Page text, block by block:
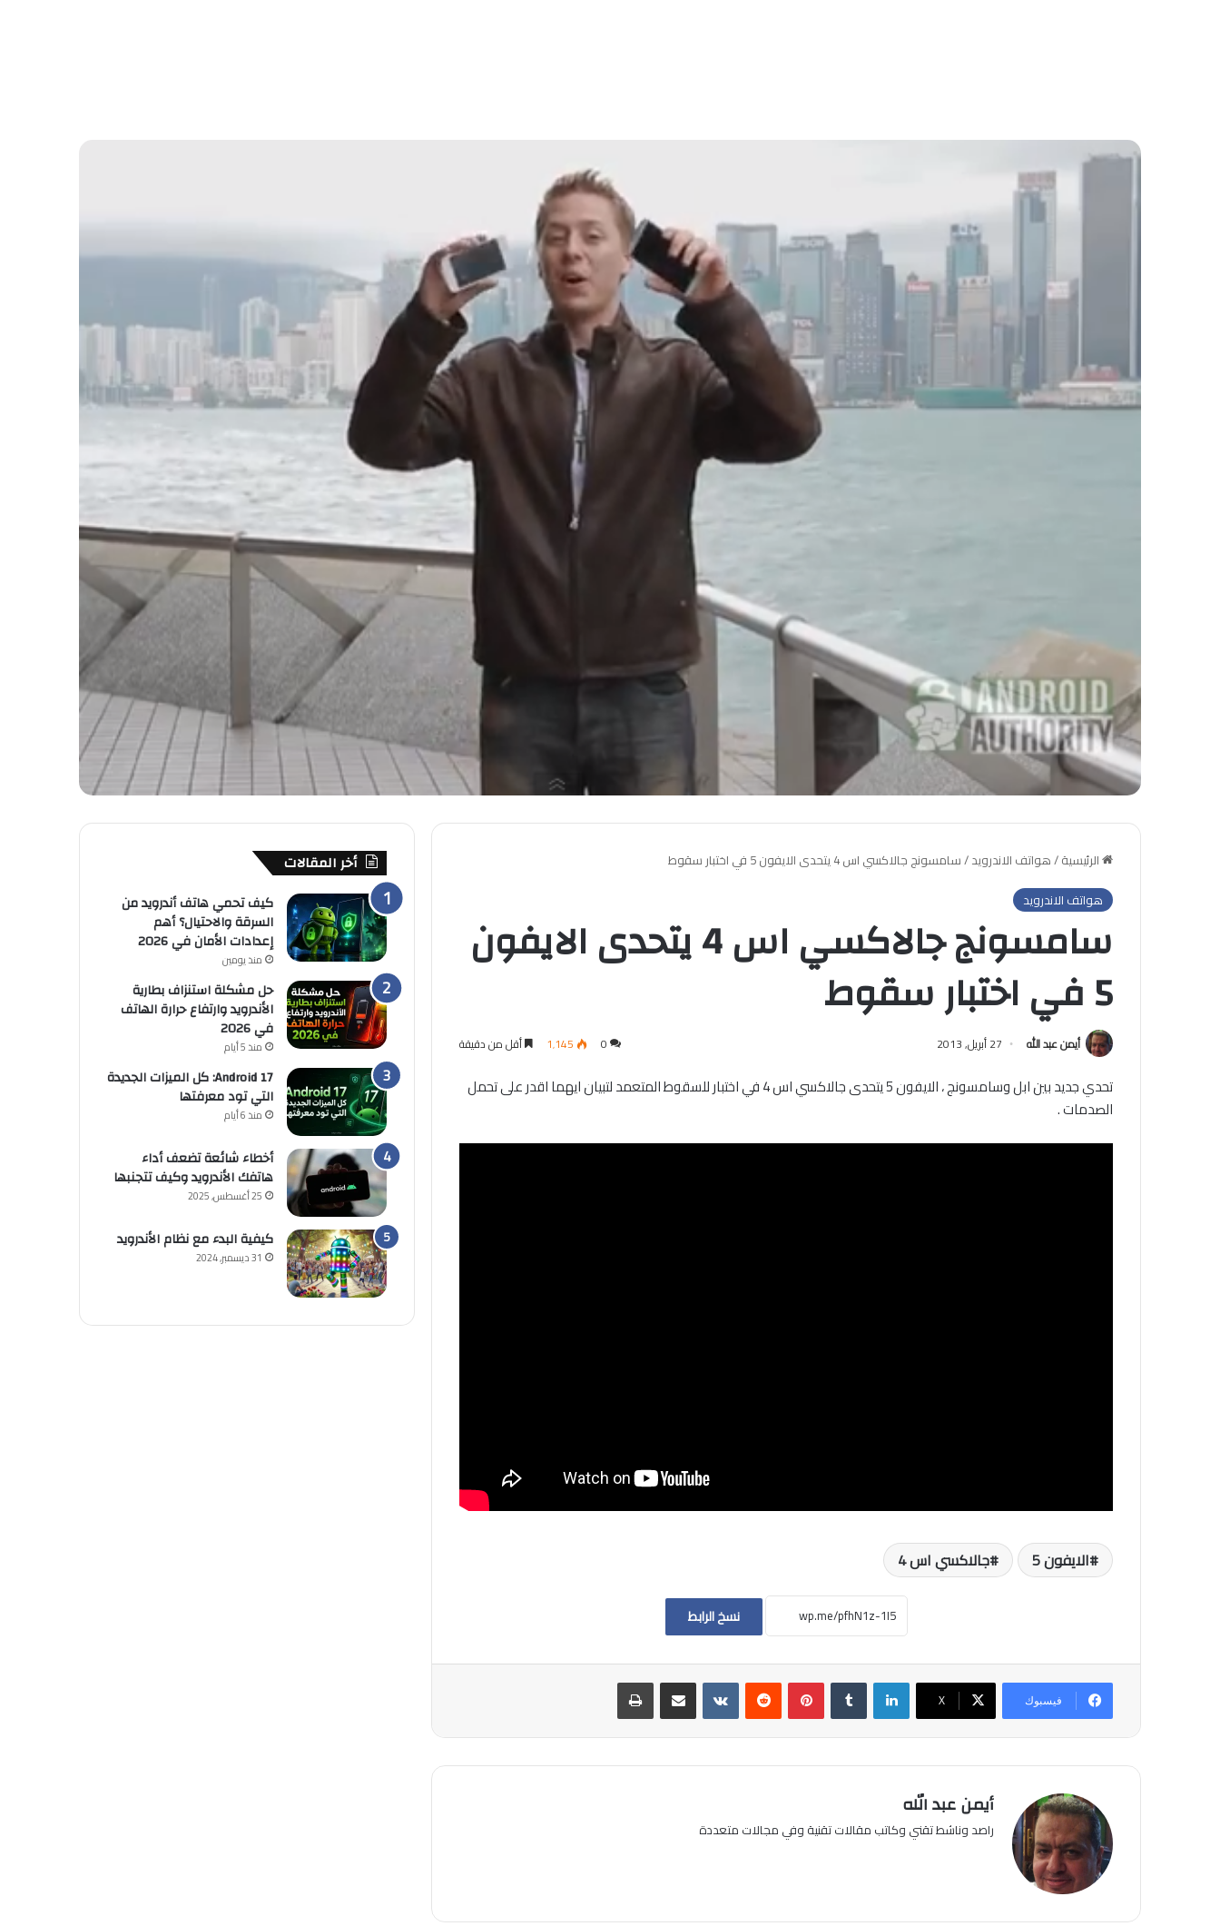
الرئيسية/هواتف الاندرويد/سامسونج جالاكسي اس 4 يتحدى الايفون 5 في اختبار سقوط
هواتف الاندرويد
سامسونج جالاكسي اس 4 يتحدى الايفون
5 في اختبار سقوط
أيمن عبد الله 27 أبريل, 2013 0 1٬145 أقل من دقيقة
تحدي جديد بين ابل وسامسونج ، الايفون 5 يتحدى جالاكسي اس 4 في اختبار للسقوط المتعمد لتبيان ايهما اقدر على تحمل
الصدمات .
الايفون 5 جالاكسي اس 4
نسخ الرابط
فيسبوك ‫X
لينكدإن بينتيريست مشاركة عبر البريد طباعة
أيمن عبد الله
راصد وناشط تقني وكاتب مقالات تقنية وفي مجالات متعددة
أخر المقالات
كيف تحمي هاتف أندرويد من
السرقة والاحتيال؟ أهم
إعدادات الأمان في 2026
منذ يومين
حل مشكلة استنزاف بطارية
الأندرويد وارتفاع حرارة الهاتف
في 2026
منذ 5 أيام
Android 17: كل الميزات الجديدة
التي تود معرفتها
منذ 6 أيام
أخطاء شائعة تضعف أداء
هاتفك الأندرويد وكيف تتجنبها
25 أغسطس, 2025
كيفية البدء مع نظام الأندرويد
31 ديسمبر, 2024